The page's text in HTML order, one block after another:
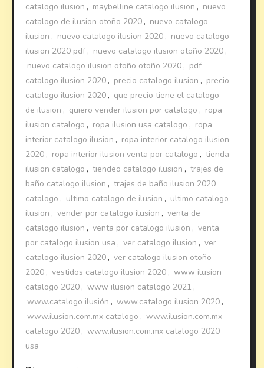
catalogo ilusion , maybelline catalogo ilusion , nuevo
catalogo de ilusion otoño 2020 , nuevo catalogo
ilusion , nuevo catalogo ilusion 2020 , nuevo catalogo
ilusion 2020 pdf , nuevo catalogo ilusion otoño 2020 ,
nuevo catalogo ilusion otoño otoño 2020 , pdf
catalogo ilusion 2020 , precio catalogo ilusion , precio
catalogo ilusion 2020 , que precio tiene el catalogo
de ilusion , quiero vender ilusion por catalogo , ropa
ilusion catalogo , ropa ilusion usa catalogo , ropa
interior catalogo ilusion , ropa interior catalogo ilusion
2020 , ropa interior ilusion venta por catalogo , tienda
ilusion catalogo , tiendeo catalogo ilusion , trajes de
baño catalogo ilusion , trajes de baño ilusion 2020
catalogo , ultimo catalogo de ilusion , ultimo catalogo
ilusion , vender por catalogo ilusion , venta de
catalogo ilusion , venta por catalogo ilusion , venta
por catalogo ilusion usa , ver catalogo ilusion , ver
catalogo ilusion 2020 , ver catalogo ilusion otoño
2020 , vestidos catalogo ilusion 2020 , www ilusion
catalogo 2020 , www ilusion catalogo 2021 ,
www.catalogo ilusión , www.catalogo ilusion 2020 ,
www.ilusion.com.mx catalogo , www.ilusion.com.mx
catalogo 2020 , www.ilusion.com.mx catalogo 2020
usa